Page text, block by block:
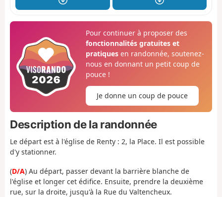
Pour continuer à proposer des
fonctionnalités gratuites et
pratiquesen randonnée, soutenez-
nous en donnant un petit coup de
pouce !
Je donne un coup de pouce
Description de la randonnée
Le départ est à l'église de Renty : 2, la Place. Il est possible
d'y stationner.
(D/A) Au départ, passer devant la barrière blanche de
l'église et longer cet édifice. Ensuite, prendre la deuxième
rue, sur la droite, jusqu'à la Rue du Valtencheux.